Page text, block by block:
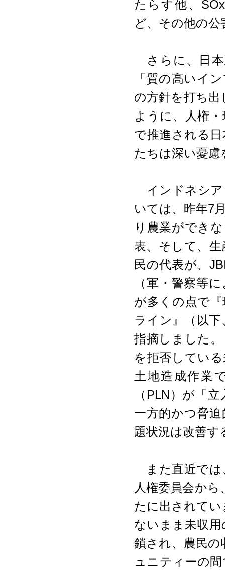
たらす他、
ど、その他の
さらに、日本
「質の高いイ
の方針を打ち
ように、人権
で推進される
たちは深い憂慮
インドネシア
いては、昨年7
り農業ができ
表、そして、
民の代表が、
（軍・警察等
が多くの点で
ライン』（以
指摘しました
を拒否してい
土地造成作業
（PLN）が「
一方的かつ脅
題状況は改善
また直近では
人権委員会か
たに出されてい
ないまま未収
鎖され、農民
ュニティーの